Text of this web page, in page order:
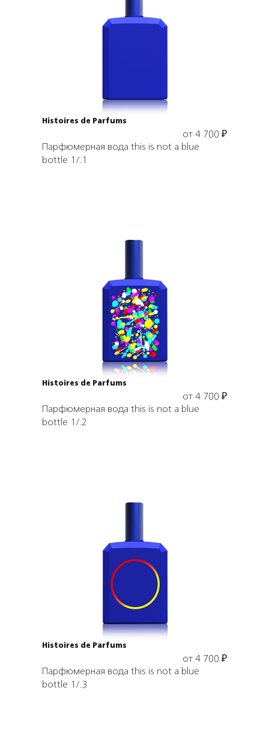
Histoires de Parfums
от 4 700 ₽
Парфюмерная вода this is not a blue
bottle 1/.1
Выбрать объем
Histoires de Parfums
от 4 700 ₽
Парфюмерная вода this is not a blue
bottle 1/.2
Выбрать объем
Histoires de Parfums
от 4 700 ₽
Парфюмерная вода this is not a blue
bottle 1/.3